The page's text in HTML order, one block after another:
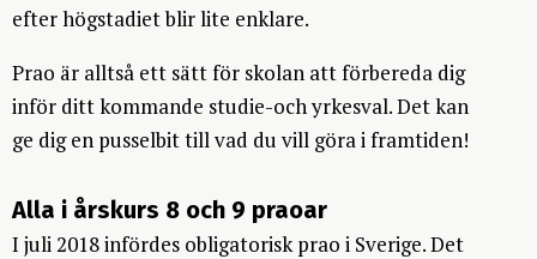
efter högstadiet blir lite enklare.
Prao är alltså ett sätt för skolan att förbereda dig
inför ditt kommande studie-och yrkesval. Det kan
ge dig en pusselbit till vad du vill göra i framtiden!
Alla i årskurs 8 och 9 praoar
I juli 2018 infördes obligatorisk prao i Sverige. Det